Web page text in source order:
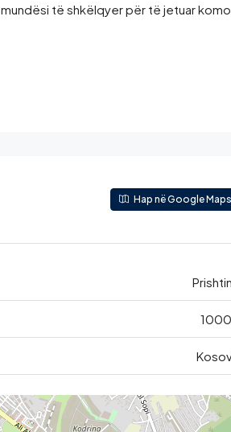
të shkëlqyer për të jetuar
Hap në Google Maps